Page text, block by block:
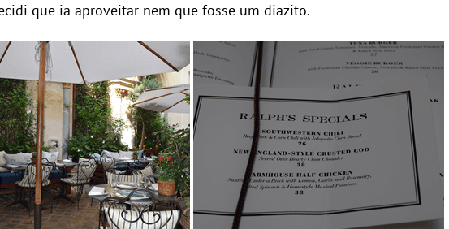
que ia aproveitar nem que fosse um diazito.